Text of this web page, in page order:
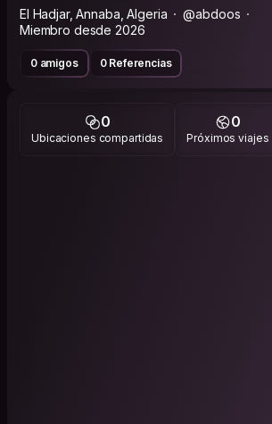
El Hadjar, Annaba, Algeria
@abdoos
Miembro desde 2026
0 amigos 0 Referencias
0
Ubicaciones compartidas
0
Próximos viajes